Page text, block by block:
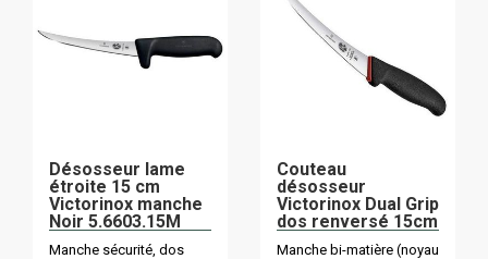
Désosseur lame
étroite 15 cm
Victorinox manche
Noir 5.6603.15M
Manche sécurité, dos
Couteau
désosseur
Victorinox Dual Grip
dos renversé 15cm
5.6503.15D
Manche bi-matière (noyau